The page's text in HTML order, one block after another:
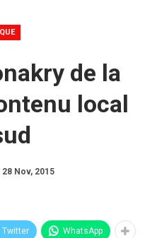
de la
local
28 Nov, 2015
Twitter WhatsApp